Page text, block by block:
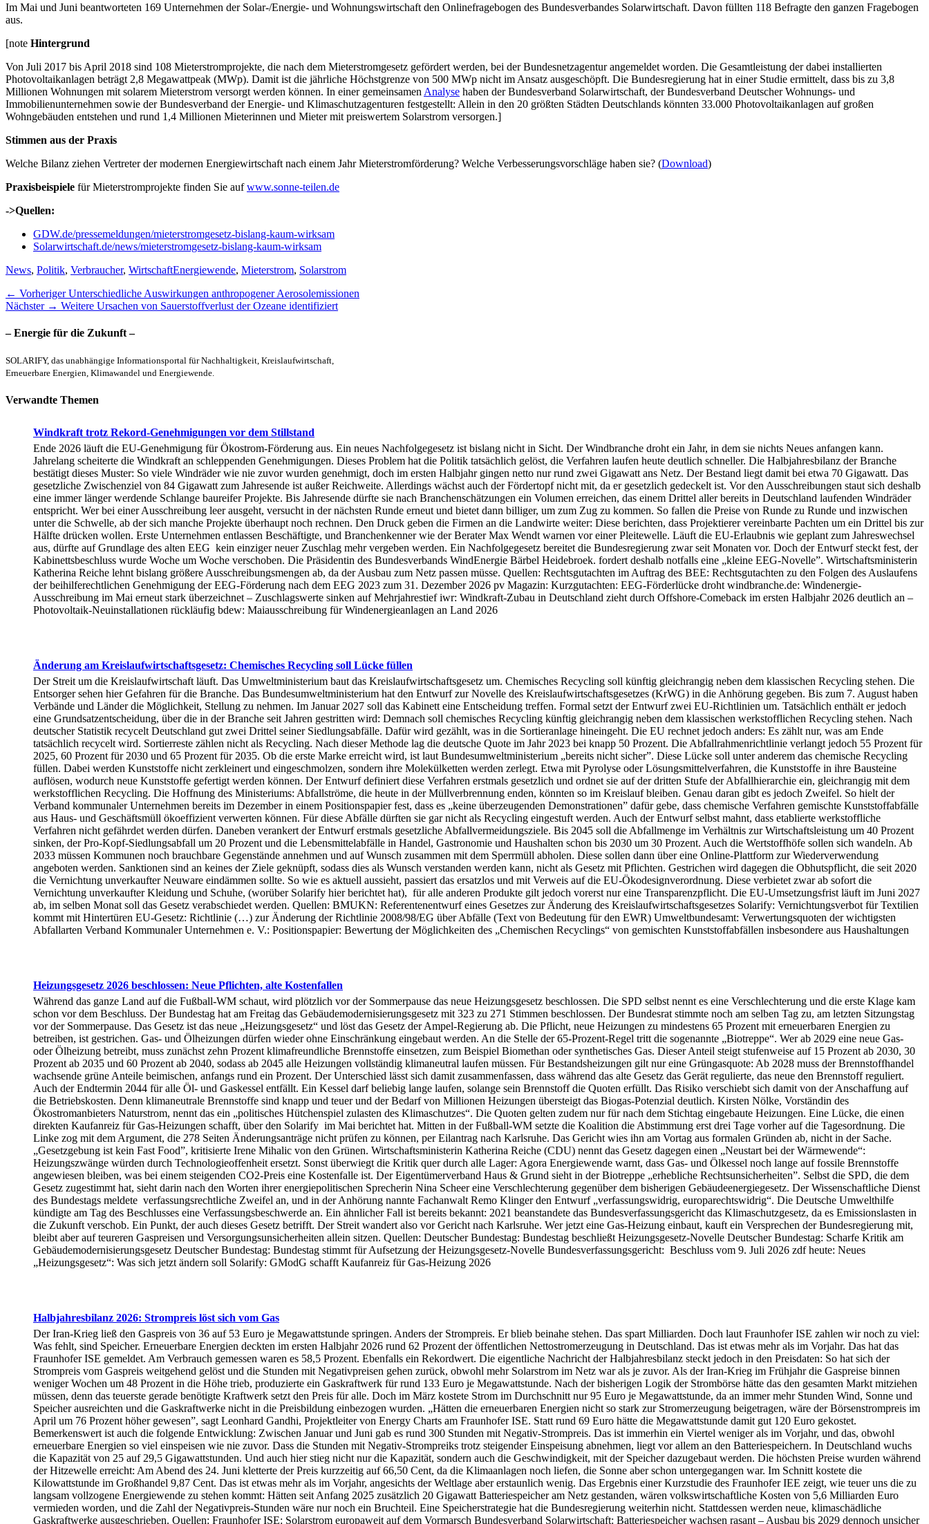
Im Mai und Juni beantworteten 169 Unternehmen der Solar-/Energie- und Wohnungswirtschaft den Onlinefragebogen des Bundesverbandes Solarwirtschaft. Davon füllten 118 Befragte den ganzen Fragebogen
aus.
[note Hintergrund
Von Juli 2017 bis April 2018 sind 108 Mieterstromprojekte, die nach dem Mieterstromgesetz gefördert werden, bei der Bundesnetzagentur angemeldet worden. Die Gesamtleistung der dabei installierten
Photovoltaikanlagen beträgt 2,8 Megawattpeak (MWp). Damit ist die jährliche Höchstgrenze von 500 MWp nicht im Ansatz ausgeschöpft. Die Bundesregierung hat in einer Studie ermittelt, dass bis zu 3,8
Millionen Wohnungen mit solarem Mieterstrom versorgt werden können. In einer gemeinsamen Analyse haben der Bundesverband Solarwirtschaft, der Bundesverband Deutscher Wohnungs- und
Immobilienunternehmen sowie der Bundesverband der Energie- und Klimaschutzagenturen festgestellt: Allein in den 20 größten Städten Deutschlands könnten 33.000 Photovoltaikanlagen auf großen
Wohngebäuden entstehen und rund 1,4 Millionen Mieterinnen und Mieter mit preiswertem Solarstrom versorgen.]
Stimmen aus der Praxis
Welche Bilanz ziehen Vertreter der modernen Energiewirtschaft nach einem Jahr Mieterstromförderung? Welche Verbesserungsvorschläge haben sie? (Download)
Praxisbeispiele für Mieterstromprojekte finden Sie aufwww.sonne-teilen.de
->Quellen:
GDW.de/pressemeldungen/mieterstromgesetz-bislang-kaum-wirksam
Solarwirtschaft.de/news/mieterstromgesetz-bislang-kaum-wirksam
Kategorien
News, Politik, Verbraucher, WirtschaftSchlagworte
Energiewende, Mieterstrom, Solarstrom
Beitragsnavigation
← Vorheriger Vorheriger
Beitrag:
Unterschiedliche Auswirkungen anthropogener Aerosolemissionen
Nächster → Nächster
Weitere Ursachen von Sauerstoffverlust der Ozeane identifiziert
– Energie für die Zukunft –
SOLARIFY, das unabhängige Informationsportal für Nachhaltigkeit, Kreislaufwirtschaft,
Erneuerbare Energien, Klimawandel und Energiewende.
Verwandte Themen
Windkraft trotz Rekord-Genehmigungen vor dem Stillstand
Ende 2026 läuft die EU-Genehmigung für Ökostrom-Förderung aus. Ein neues Nachfolgegesetz ist bislang nicht in Sicht. Der Windbranche droht ein Jahr, in dem sie nichts Neues anfangen kann.
Jahrelang scheiterte die Windkraft an schleppenden Genehmigungen. Dieses Problem hat die Politik tatsächlich gelöst, die Verfahren laufen heute deutlich schneller. Die Halbjahresbilanz der Branche
bestätigt dieses Muster: So viele Windräder wie nie zuvor wurden genehmigt, doch im ersten Halbjahr gingen netto nur rund zwei Gigawatt ans Netz. Der Bestand liegt damit bei etwa 70 Gigawatt. Das
gesetzliche Zwischenziel von 84 Gigawatt zum Jahresende ist außer Reichweite. Allerdings wächst auch der Fördertopf nicht mit, da er gesetzlich gedeckelt ist. Vor den Ausschreibungen staut sich deshalb
eine immer länger werdende Schlange baureifer Projekte. Bis Jahresende dürfte sie nach Branchenschätzungen ein Volumen erreichen, das einem Drittel aller bereits in Deutschland laufenden Windräder
entspricht. Wer bei einer Ausschreibung leer ausgeht, versucht in der nächsten Runde erneut und bietet dann billiger, um zum Zug zu kommen. So fallen die Preise von Runde zu Runde und inzwischen
unter die Schwelle, ab der sich manche Projekte überhaupt noch rechnen. Den Druck geben die Firmen an die Landwirte weiter: Diese berichten, dass Projektierer vereinbarte Pachten um ein Drittel bis zur
Hälfte drücken wollen. Erste Unternehmen entlassen Beschäftigte, und Branchenkenner wie der Berater Max Wendt warnen vor einer Pleitewelle. Läuft die EU-Erlaubnis wie geplant zum Jahreswechsel
aus, dürfte auf Grundlage des alten EEG kein einziger neuer Zuschlag mehr vergeben werden. Ein Nachfolgegesetz bereitet die Bundesregierung zwar seit Monaten vor. Doch der Entwurf steckt fest, der
Kabinettsbeschluss wurde Woche um Woche verschoben. Die Präsidentin des Bundesverbands WindEnergie Bärbel Heidebroek. fordert deshalb notfalls eine „kleine EEG-Novelle”. Wirtschaftsministerin
Katherina Reiche lehnt bislang größere Ausschreibungsmengen ab, da der Ausbau zum Netz passen müsse. Quellen: Rechtsgutachten im Auftrag des BEE: Rechtsgutachten zu den Folgen des Auslaufens
der beihilferechtlichen Genehmigung der EEG-Förderung nach dem EEG 2023 zum 31. Dezember 2026 pv Magazin: Kurzgutachten: EEG-Förderlücke droht windbranche.de: Windenergie-
Ausschreibung im Mai erneut stark überzeichnet – Zuschlagswerte sinken auf Mehrjahrestief iwr: Windkraft-Zubau in Deutschland zieht durch Offshore-Comeback im ersten Halbjahr 2026 deutlich an –
Photovoltaik-Neuinstallationen rückläufig bdew: Maiausschreibung für Windenergieanlagen an Land 2026
Änderung am Kreislaufwirtschaftsgesetz: Chemisches Recycling soll Lücke füllen
Der Streit um die Kreislaufwirtschaft läuft. Das Umweltministerium baut das Kreislaufwirtschaftsgesetz um. Chemisches Recycling soll künftig gleichrangig neben dem klassischen Recycling stehen. Die
Entsorger sehen hier Gefahren für die Branche. Das Bundesumweltministerium hat den Entwurf zur Novelle des Kreislaufwirtschaftsgesetzes (KrWG) in die Anhörung gegeben. Bis zum 7. August haben
Verbände und Länder die Möglichkeit, Stellung zu nehmen. Im Januar 2027 soll das Kabinett eine Entscheidung treffen. Formal setzt der Entwurf zwei EU-Richtlinien um. Tatsächlich enthält er jedoch
eine Grundsatzentscheidung, über die in der Branche seit Jahren gestritten wird: Demnach soll chemisches Recycling künftig gleichrangig neben dem klassischen werkstofflichen Recycling stehen. Nach
deutscher Statistik recycelt Deutschland gut zwei Drittel seiner Siedlungsabfälle. Dafür wird gezählt, was in die Sortieranlage hineingeht. Die EU rechnet jedoch anders: Es zählt nur, was am Ende
tatsächlich recycelt wird. Sortierreste zählen nicht als Recycling. Nach dieser Methode lag die deutsche Quote im Jahr 2023 bei knapp 50 Prozent. Die Abfallrahmenrichtlinie verlangt jedoch 55 Prozent für
2025, 60 Prozent für 2030 und 65 Prozent für 2035. Ob die erste Marke erreicht wird, ist laut Bundesumweltministerium „bereits nicht sicher”. Diese Lücke soll unter anderem das chemische Recycling
füllen. Dabei werden Kunststoffe nicht zerkleinert und eingeschmolzen, sondern ihre Molekülketten werden zerlegt. Etwa mit Pyrolyse oder Lösungsmittelverfahren, die Kunststoffe in ihre Bausteine
auflösen, wodurch neue Kunststoffe gefertigt werden können. Der Entwurf definiert diese Verfahren erstmals gesetzlich und ordnet sie auf der dritten Stufe der Abfallhierarchie ein, gleichrangig mit dem
werkstofflichen Recycling. Die Hoffnung des Ministeriums: Abfallströme, die heute in der Müllverbrennung enden, könnten so im Kreislauf bleiben. Genau daran gibt es jedoch Zweifel. So hielt der
Verband kommunaler Unternehmen bereits im Dezember in einem Positionspapier fest, dass es „keine überzeugenden Demonstrationen” dafür gebe, dass chemische Verfahren gemischte Kunststoffabfälle
aus Haus- und Geschäftsmüll ökoeffizient verwerten können. Für diese Abfälle dürften sie gar nicht als Recycling eingestuft werden. Auch der Entwurf selbst mahnt, dass etablierte werkstoffliche
Verfahren nicht gefährdet werden dürfen. Daneben verankert der Entwurf erstmals gesetzliche Abfallvermeidungsziele. Bis 2045 soll die Abfallmenge im Verhältnis zur Wirtschaftsleistung um 40 Prozent
sinken, der Pro-Kopf-Siedlungsabfall um 20 Prozent und die Lebensmittelabfälle in Handel, Gastronomie und Haushalten schon bis 2030 um 30 Prozent. Auch die Wertstoffhöfe sollen sich wandeln. Ab
2033 müssen Kommunen noch brauchbare Gegenstände annehmen und auf Wunsch zusammen mit dem Sperrmüll abholen. Diese sollen dann über eine Online-Plattform zur Wiederverwendung
angeboten werden. Sanktionen sind an keines der Ziele geknüpft, sodass dies als Wunsch verstanden werden kann, nicht als Gesetz mit Pflichten. Gestrichen wird dagegen die Obhutspflicht, die seit 2020
die Vernichtung unverkaufter Neuware eindämmen sollte. So wie es aktuell aussieht, passiert das ersatzlos und mit Verweis auf die EU-Ökodesignverordnung. Diese verbietet zwar ab sofort die
Vernichtung unverkaufter Kleidung und Schuhe, (worüber Solarify hier berichtet hat), für alle anderen Produkte gilt jedoch vorerst nur eine Transparenzpflicht. Die EU-Umsetzungsfrist läuft im Juni 2027
ab, im selben Monat soll das Gesetz verabschiedet werden. Quellen: BMUKN: Referentenentwurf eines Gesetzes zur Änderung des Kreislaufwirtschaftsgesetzes Solarify: Vernichtungsverbot für Textilien
kommt mit Hintertüren EU-Gesetz: Richtlinie (…) zur Änderung der Richtlinie 2008/98/EG über Abfälle (Text von Bedeutung für den EWR) Umweltbundesamt: Verwertungsquoten der wichtigsten
Abfallarten Verband Kommunaler Unternehmen e. V.: Positionspapier: Bewertung der Möglichkeiten des „Chemischen Recyclings“ von gemischten Kunststoffabfällen insbesondere aus Haushaltungen
Heizungsgesetz 2026 beschlossen: Neue Pflichten, alte Kostenfallen
Während das ganze Land auf die Fußball-WM schaut, wird plötzlich vor der Sommerpause das neue Heizungsgesetz beschlossen. Die SPD selbst nennt es eine Verschlechterung und die erste Klage kam
schon vor dem Beschluss. Der Bundestag hat am Freitag das Gebäudemodernisierungsgesetz mit 323 zu 271 Stimmen beschlossen. Der Bundesrat stimmte noch am selben Tag zu, am letzten Sitzungstag
vor der Sommerpause. Das Gesetz ist das neue „Heizungsgesetz“ und löst das Gesetz der Ampel-Regierung ab. Die Pflicht, neue Heizungen zu mindestens 65 Prozent mit erneuerbaren Energien zu
betreiben, ist gestrichen. Gas- und Ölheizungen dürfen wieder ohne Einschränkung eingebaut werden. An die Stelle der 65-Prozent-Regel tritt die sogenannte „Biotreppe“. Wer ab 2029 eine neue Gas-
oder Ölheizung betreibt, muss zunächst zehn Prozent klimafreundliche Brennstoffe einsetzen, zum Beispiel Biomethan oder synthetisches Gas. Dieser Anteil steigt stufenweise auf 15 Prozent ab 2030, 30
Prozent ab 2035 und 60 Prozent ab 2040, sodass ab 2045 alle Heizungen vollständig klimaneutral laufen müssen. Für Bestandsheizungen gilt nur eine Grüngasquote: Ab 2028 muss der Brennstoffhandel
wachsende grüne Anteile beimischen, anfangs rund ein Prozent. Der Unterschied lässt sich damit zusammenfassen, dass während das alte Gesetz das Gerät regulierte, das neue den Brennstoff reguliert.
Auch der Endtermin 2044 für alle Öl- und Gaskessel entfällt. Ein Kessel darf beliebig lange laufen, solange sein Brennstoff die Quoten erfüllt. Das Risiko verschiebt sich damit von der Anschaffung auf
die Betriebskosten. Denn klimaneutrale Brennstoffe sind knapp und teuer und der Bedarf von Millionen Heizungen übersteigt das Biogas-Potenzial deutlich. Kirsten Nölke, Vorständin des
Ökostromanbieters Naturstrom, nennt das ein „politisches Hütchenspiel zulasten des Klimaschutzes“. Die Quoten gelten zudem nur für nach dem Stichtag eingebaute Heizungen. Eine Lücke, die einen
direkten Kaufanreiz für Gas-Heizungen schafft, über den Solarify im Mai berichtet hat. Mitten in der Fußball-WM setzte die Koalition die Abstimmung erst drei Tage vorher auf die Tagesordnung. Die
Linke zog mit dem Argument, die 278 Seiten Änderungsanträge nicht prüfen zu können, per Eilantrag nach Karlsruhe. Das Gericht wies ihn am Vortag aus formalen Gründen ab, nicht in der Sache.
„Gesetzgebung ist kein Fast Food”, kritisierte Irene Mihalic von den Grünen. Wirtschaftsministerin Katherina Reiche (CDU) nennt das Gesetz dagegen einen „Neustart bei der Wärmewende“:
Heizungszwänge würden durch Technologieoffenheit ersetzt. Sonst überwiegt die Kritik quer durch alle Lager: Agora Energiewende warnt, dass Gas- und Ölkessel noch lange auf fossile Brennstoffe
angewiesen bleiben, was bei einem steigenden CO2-Preis eine Kostenfalle ist. Der Eigentümerverband Haus & Grund sieht in der Biotreppe „erhebliche Rechtsunsicherheiten”. Selbst die SPD, die dem
Gesetz zugestimmt hat, sieht darin nach den Worten ihrer energiepolitischen Sprecherin Nina Scheer eine Verschlechterung gegenüber dem bisherigen Gebäudeenergiegesetz. Der Wissenschaftliche Dienst
des Bundestags meldete verfassungsrechtliche Zweifel an, und in der Anhörung nannte Fachanwalt Remo Klinger den Entwurf „verfassungswidrig, europarechtswidrig“. Die Deutsche Umwelthilfe
kündigte am Tag des Beschlusses eine Verfassungsbeschwerde an. Ein ähnlicher Fall ist bereits bekannt: 2021 beanstandete das Bundesverfassungsgericht das Klimaschutzgesetz, da es Emissionslasten in
die Zukunft verschob. Ein Punkt, der auch dieses Gesetz betrifft. Der Streit wandert also vor Gericht nach Karlsruhe. Wer jetzt eine Gas-Heizung einbaut, kauft ein Versprechen der Bundesregierung mit,
bleibt aber auf teureren Gaspreisen und Versorgungsunsicherheiten allein sitzen. Quellen: Deutscher Bundestag: Bundestag beschließt Heizungsgesetz-Novelle Deutscher Bundestag: Scharfe Kritik am
Gebäudemodernisierungsgesetz Deutscher Bundestag: Bundestag stimmt für Aufsetzung der Heizungsgesetz-Novelle Bundesverfassungsgericht: Beschluss vom 9. Juli 2026 zdf heute: Neues
„Heizungsgesetz“: Was sich jetzt ändern soll Solarify: GModG schafft Kaufanreiz für Gas-Heizung 2026
Halbjahresbilanz 2026: Strompreis löst sich vom Gas
Der Iran-Krieg ließ den Gaspreis von 36 auf 53 Euro je Megawattstunde springen. Anders der Strompreis. Er blieb beinahe stehen. Das spart Milliarden. Doch laut Fraunhofer ISE zahlen wir noch zu viel:
Was fehlt, sind Speicher. Erneuerbare Energien deckten im ersten Halbjahr 2026 rund 62 Prozent der öffentlichen Nettostromerzeugung in Deutschland. Das ist etwas mehr als im Vorjahr. Das hat das
Fraunhofer ISE gemeldet. Am Verbrauch gemessen waren es 58,5 Prozent. Ebenfalls ein Rekordwert. Die eigentliche Nachricht der Halbjahresbilanz steckt jedoch in den Preisdaten: So hat sich der
Strompreis vom Gaspreis weitgehend gelöst und die Stunden mit Negativpreisen gehen zurück, obwohl mehr Solarstrom im Netz war als je zuvor. Als der Iran-Krieg im Frühjahr die Gaspreise binnen
weniger Wochen um 48 Prozent in die Höhe trieb, produzierte ein Gaskraftwerk für rund 133 Euro je Megawattstunde. Nach der bisherigen Logik der Strombörse hätte das den gesamten Markt mitziehen
müssen, denn das teuerste gerade benötigte Kraftwerk setzt den Preis für alle. Doch im März kostete Strom im Durchschnitt nur 95 Euro je Megawattstunde, da an immer mehr Stunden Wind, Sonne und
Speicher ausreichten und die Gaskraftwerke nicht in die Preisbildung einbezogen wurden. „Hätten die erneuerbaren Energien nicht so stark zur Stromerzeugung beigetragen, wäre der Börsenstrompreis im
April um 76 Prozent höher gewesen”, sagt Leonhard Gandhi, Projektleiter von Energy Charts am Fraunhofer ISE. Statt rund 69 Euro hätte die Megawattstunde damit gut 120 Euro gekostet.
Bemerkenswert ist auch die folgende Entwicklung: Zwischen Januar und Juni gab es rund 300 Stunden mit Negativ-Strompreis. Das ist immerhin ein Viertel weniger als im Vorjahr, und das, obwohl
erneuerbare Energien so viel einspeisen wie nie zuvor. Dass die Stunden mit Negativ-Strompreiks trotz steigender Einspeisung abnehmen, liegt vor allem an den Batteriespeichern. In Deutschland wuchs
die Kapazität von 25 auf 29,5 Gigawattstunden. Und auch hier stieg nicht nur die Kapazität, sondern auch die Geschwindigkeit, mit der Speicher dazugebaut werden. Die höchsten Preise wurden während
der Hitzewelle erreicht: Am Abend des 24. Juni kletterte der Preis kurzzeitig auf 66,50 Cent, da die Klimaanlagen noch liefen, die Sonne aber schon untergegangen war. Im Schnitt kostete die
Kilowattstunde im Großhandel 9,87 Cent. Das ist etwas mehr als im Vorjahr, angesichts der Weltlage aber erstaunlich wenig. Das Ergebnis einer Kurzstudie des Fraunhofer IEE zeigt, wie teuer uns die zu
langsam vollzogene Energiewende zu stehen kommt: Hätten seit Anfang 2025 zusätzlich 20 Gigawatt Batteriespeicher am Netz gestanden, wären volkswirtschaftliche Kosten von 5,6 Milliarden Euro
vermieden worden, und die Zahl der Negativpreis-Stunden wäre nur noch ein Bruchteil. Eine Speicherstrategie hat die Bundesregierung weiterhin nicht. Stattdessen werden neue, klimaschädliche
Gaskraftwerke ausgeschrieben. Quellen: Fraunhofer ISE: Solarstrom europaweit auf dem Vormarsch Bundesverband Solarwirtschaft: Batteriespeicher wachsen rasant – Ausbau bis 2029 dennoch unsicher